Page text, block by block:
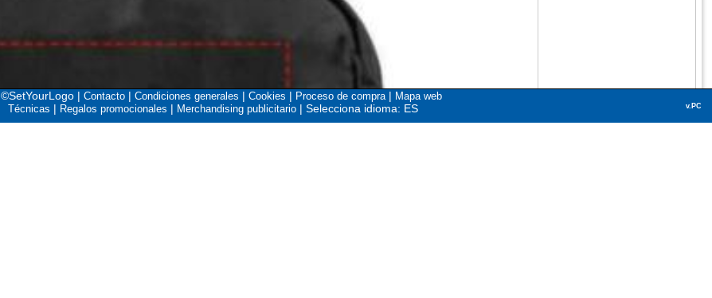
©SetYourLogo | Contacto| Condiciones generales | Cookies | Proceso de compra| Mapa web
Técnicas | Regalos promocionales | Merchandising publicitario |Selecciona idioma: ES v.PC